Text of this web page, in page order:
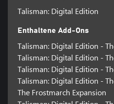
Talisman: Digital Edition
Enthaltene Add-Ons
Talisman: Digital Edition -
Talisman: Digital Edition -
Talisman: Digital Edition -
Talisman: Digital Edition -
The Frostmarch Expansion